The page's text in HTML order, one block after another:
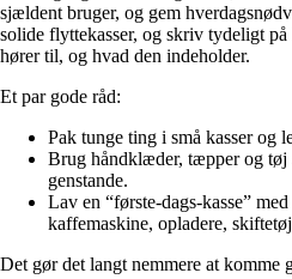
sjældent bruger, og gem
solide flyttekasser, og skriv tydeligt
hører til, og hvad den indeholder.
Et par gode råd:
Pak tunge ting i små kasser og
Brug håndklæder, tæpper og tøj
genstande.
Lav en “første-dags-kasse”
kaffemaskine, opladere,
Det gør det langt nemmere at komme